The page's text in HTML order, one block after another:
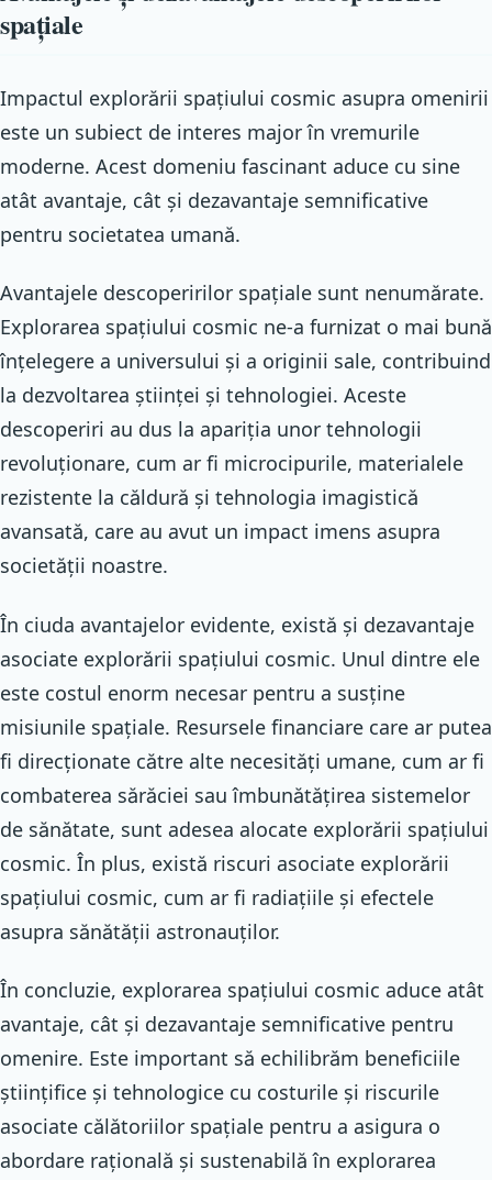
spațiale
Impactul explorării spațiului cosmic asupra omenirii
este un subiect de interes major în vremurile
moderne. Acest domeniu fascinant aduce cu sine
atât avantaje, cât și dezavantaje semnificative
pentru societatea umană.
Avantajele descoperirilor spațiale sunt nenumărate.
Explorarea spațiului cosmic ne-a furnizat o mai bună
înțelegere a universului și a originii sale, contribuind
la dezvoltarea științei și tehnologiei. Aceste
descoperiri au dus la apariția unor tehnologii
revoluționare, cum ar fi microcipurile, materialele
rezistente la căldură și tehnologia imagistică
avansată, care au avut un impact imens asupra
societății noastre.
În ciuda avantajelor evidente, există și dezavantaje
asociate explorării spațiului cosmic. Unul dintre ele
este costul enorm necesar pentru a susține
misiunile spațiale. Resursele financiare care ar putea
fi direcționate către alte necesități umane, cum ar fi
combaterea sărăciei sau îmbunătățirea sistemelor
de sănătate, sunt adesea alocate explorării spațiului
cosmic. În plus, există riscuri asociate explorării
spațiului cosmic, cum ar fi radiațiile și efectele
asupra sănătății astronauților.
În concluzie, explorarea spațiului cosmic aduce atât
avantaje, cât și dezavantaje semnificative pentru
omenire. Este important să echilibrăm beneficiile
științifice și tehnologice cu costurile și riscurile
asociate călătoriilor spațiale pentru a asigura o
abordare rațională și sustenabilă în explorarea